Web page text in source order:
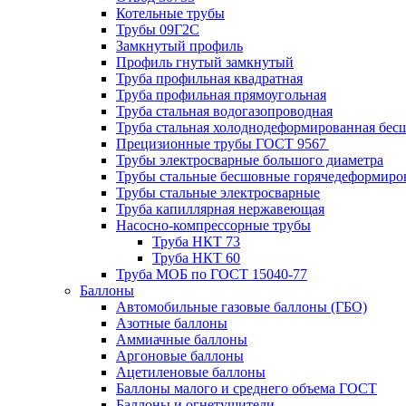
Котельные трубы
Трубы 09Г2С
Замкнутый профиль
Профиль гнутый замкнутый
Труба профильная квадратная
Труба профильная прямоугольная
Труба стальная водогазопроводная
Труба стальная холоднодеформированная
Прецизионные трубы ГОСТ 9567
Трубы электросварные большого диаметра
Трубы стальные бесшовные
Трубы стальные электросварные
Труба капиллярная нержавеющая
Насосно-компрессорные трубы
Труба НКТ 73
Труба НКТ 60
Труба МОБ по ГОСТ 15040-77
Баллоны
Автомобильные газовые баллоны (ГБО)
Азотные баллоны
Аммиачные баллоны
Аргоновые баллоны
Ацетиленовые баллоны
Баллоны малого и среднего объема ГОСТ